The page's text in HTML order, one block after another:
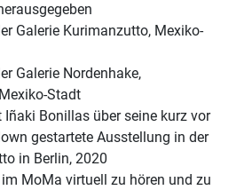
Galerie Kurimanzutto, Mexiko-
Galerie Nordenhake,
Stadt
Bonillas über seine kurz vor
gestartete Ausstellung in der
in Berlin, 2020
MoMa virtuell zu hören und zu